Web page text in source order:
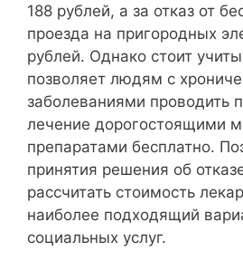
188 рублей, а за отказ от
проезда на пригородных
рублей. Однако стоит
позволяет людям с
заболеваниями проводить
лечение дорогостоящими
препаратами бесплатно.
принятия решения об
рассчитать стоимость
наиболее подходящий
социальных услуг.